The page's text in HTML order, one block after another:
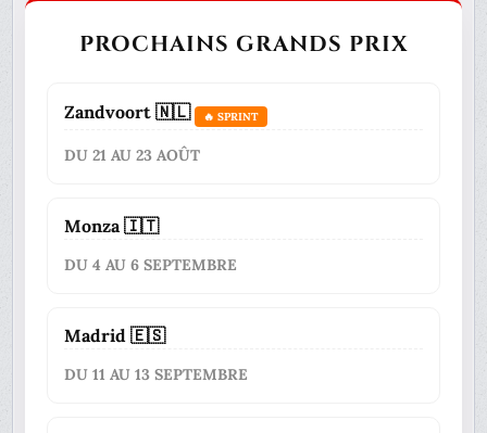
PROCHAINS GRANDS PRIX
Zandvoort 🇳🇱 🔥 SPRINT
DU 21 AU 23 AOÛT
Monza 🇮🇹
DU 4 AU 6 SEPTEMBRE
Madrid 🇪🇸
DU 11 AU 13 SEPTEMBRE